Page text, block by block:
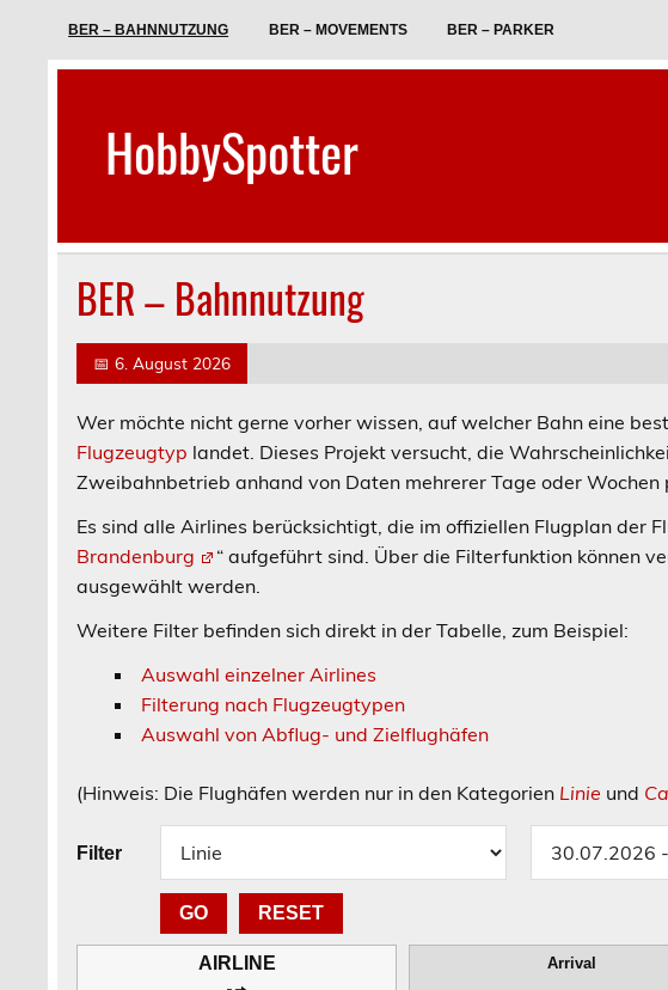
BER – BAHNNUTZUNG BER – MOVEMENTS BER – PARKER
HobbySpotter
BER – Bahnnutzung
📅 6. August 2026
Wer möchte nicht gerne vorher wissen, auf welcher Bahn eine
Flugzeugtyp landet. Dieses Projekt versucht, die
Zweibahnbetrieb anhand von Daten mehrerer Tage oder Wochen
Es sind alle Airlines berücksichtigt, die im offiziellen Flugplan der
Brandenburg
“ aufgeführt sind. Über die Filterfunktion können
ausgewählt werden.
Weitere Filter befinden sich direkt in der Tabelle, zum Beispiel:
Auswahl einzelner Airlines
Filterung nach Flugzeugtypen
Auswahl von Abflug- und Zielflughäfen
(Hinweis: Die Flughäfen werden nur in den Kategorien Linie und
Filter
RESET
AIRLINE Arrival